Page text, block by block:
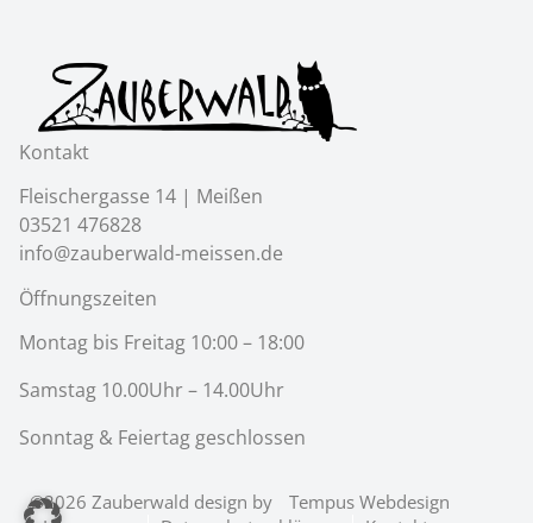
Kontakt
Fleischergasse 14 | Meißen
03521 476828
info@zauberwald-meissen.de
Öffnungszeiten
Montag bis Freitag 10:00 – 18:00
Samstag 10.00Uhr – 14.00Uhr
Sonntag & Feiertag geschlossen
©2026 Zauberwald design by
Tempus Webdesign